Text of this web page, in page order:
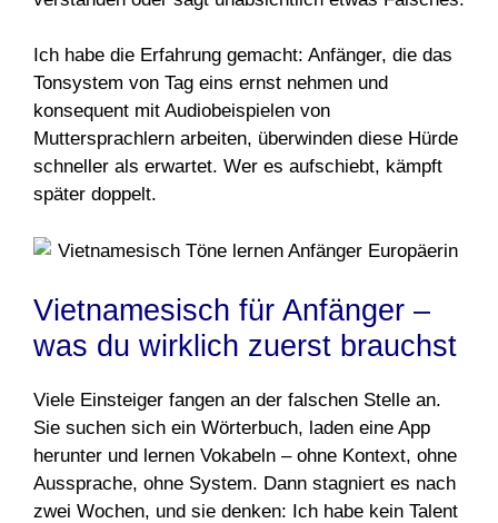
Ich habe die Erfahrung gemacht: Anfänger, die das
Tonsystem von Tag eins ernst nehmen und
konsequent mit Audiobeispielen von
Muttersprachlern arbeiten, überwinden diese Hürde
schneller als erwartet. Wer es aufschiebt, kämpft
später doppelt.
Vietnamesisch für Anfänger –
was du wirklich zuerst brauchst
Viele Einsteiger fangen an der falschen Stelle an.
Sie suchen sich ein Wörterbuch, laden eine App
herunter und lernen Vokabeln – ohne Kontext, ohne
Aussprache, ohne System. Dann stagniert es nach
zwei Wochen, und sie denken: Ich habe kein Talent